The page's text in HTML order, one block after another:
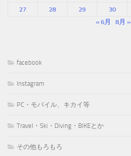
27
28 29 30
« 6月
8月 »
facebook
Instagram
PC・モバイル、キカイ等
Travel・Ski・Diving・BIKEとか
その他もろもろ